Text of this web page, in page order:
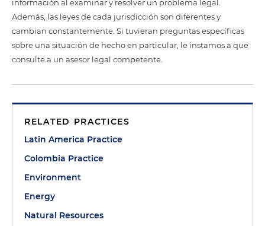
información al examinar y resolver un problema legal.
Además, las leyes de cada jurisdicción son diferentes y
cambian constantemente. Si tuvieran preguntas específicas
sobre una situación de hecho en particular, le instamos a que
consulte a un asesor legal competente.
RELATED PRACTICES
Latin America Practice
Colombia Practice
Environment
Energy
Natural Resources